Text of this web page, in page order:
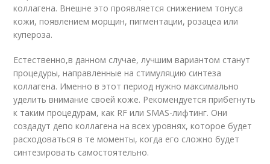
коллагена. Внешне это проявляется снижением тонуса
кожи, появлением морщин, пигментации, розацеа или
купероза.
Естественно,в данном случае, лучшим вариантом станут
процедуры, направленные на стимуляцию синтеза
коллагена. Именно в этот период нужно максимально
уделить внимание своей коже. Рекомендуется прибегнуть
к таким процедурам, как RF или SMAS-лифтинг. Они
создадут депо коллагена на всех уровнях, которое будет
расходоваться в те моменты, когда его сложно будет
синтезировать самостоятельно.